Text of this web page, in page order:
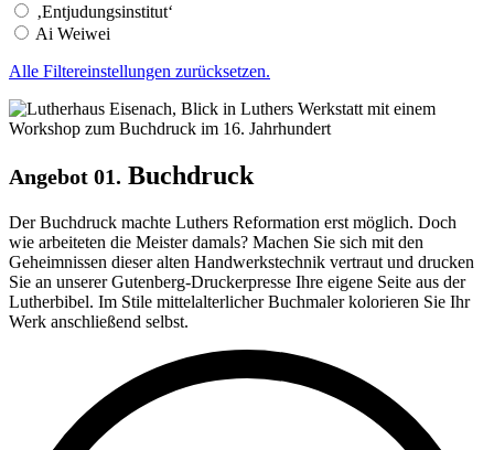
‚Entjudungsinstitut‘
Ai Weiwei
Alle Filtereinstellungen zurücksetzen.
Angebot 01. Buchdruck
Der Buchdruck machte Luthers Reformation erst möglich. Doch
wie arbeiteten die Meister damals? Machen Sie sich mit den
Geheimnissen dieser alten Handwerkstechnik vertraut und drucken
Sie an unserer Gutenberg-Druckerpresse Ihre eigene Seite aus der
Lutherbibel. Im Stile mittelalterlicher Buchmaler kolorieren Sie Ihr
Werk anschließend selbst.